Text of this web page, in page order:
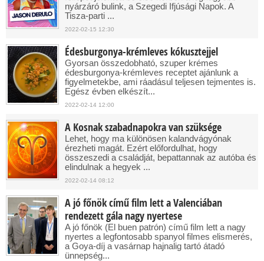
nyárzáró bulink, a Szegedi Ifjúsági Napok. A
Tisza-parti ...
2022-02-15 12:30
Édesburgonya-krémleves kókusztejjel
Gyorsan összedobható, szuper krémes
édesburgonya-krémleves receptet ajánlunk a
figyelmetekbe, ami ráadásul teljesen tejmentes is.
Egész évben elkészít...
2022-02-14 12:00
A Kosnak szabadnapokra van szüksége
Lehet, hogy ma különösen kalandvágyónak
érezheti magát. Ezért előfordulhat, hogy
összeszedi a családját, bepattannak az autóba és
elindulnak a hegyek ...
2022-02-14 08:12
A jó főnök című film lett a Valenciában
rendezett gála nagy nyertese
A jó főnök (El buen patrón) című film lett a nagy
nyertes a legfontosabb spanyol filmes elismerés,
a Goya-díj a vasárnap hajnalig tartó átadó
ünnepség...